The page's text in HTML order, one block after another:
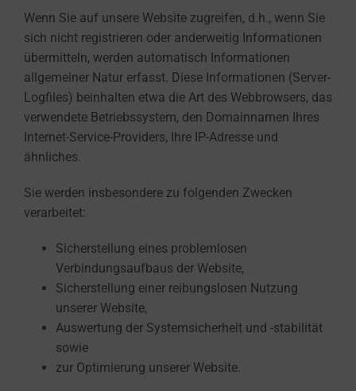
Wenn Sie auf unsere Website zugreifen, d.h., wenn Sie
sich nicht registrieren oder anderweitig Informationen
übermitteln, werden automatisch Informationen
allgemeiner Natur erfasst. Diese Informationen (Server-
Logfiles) beinhalten etwa die Art des Webbrowsers, das
verwendete Betriebssystem, den Domainnamen Ihres
Internet-Service-Providers, Ihre IP-Adresse und
ähnliches.
Sie werden insbesondere zu folgenden Zwecken
verarbeitet:
Sicherstellung eines problemlosen
Verbindungsaufbaus der Website,
Sicherstellung einer reibungslosen Nutzung
unserer Website,
Auswertung der Systemsicherheit und -stabilität
sowie
zur Optimierung unserer Website.